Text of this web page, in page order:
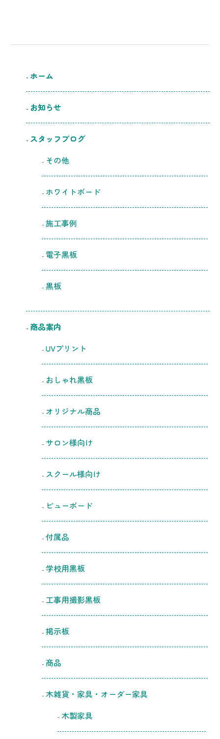
ホーム
お知らせ
スタッフブログ
その他
ホワイトボード
施工事例
電子黒板
黒板
商品案内
UVプリント
おしゃれ黒板
オリジナル商品
サロン様向け
スクール様向け
ビューボード
付属品
学校用黒板
工事用撮影黒板
掲示板
商品
木雑貨・家具・オーダー家具
木製家具